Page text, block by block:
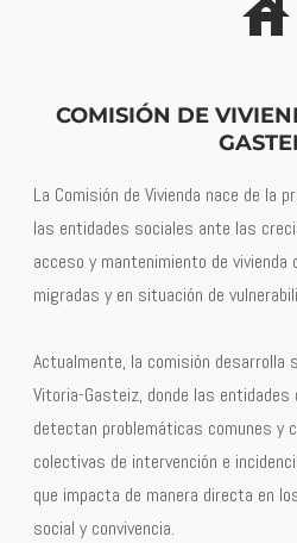
COMISIÓN DE
La Comisión de Vivienda nace de la
las entidades sociales ante las
acceso y mantenimiento de
migradas y en situación de
Actualmente, la comisión desarrolla
Vitoria-Gasteiz, donde las entidades
detectan problemáticas comunes y
colectivas de intervención e
que impacta de manera directa en
social y convivencia.